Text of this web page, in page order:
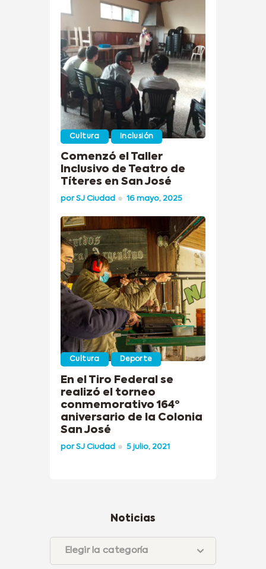
Cultura Inclusión
Comenzó el Taller
Inclusivo de Teatro de
Títeres en San José
porSJ Ciudad 16 mayo, 2025
Cultura Deporte
En el Tiro Federal se
realizó el torneo
conmemorativo 164º
aniversario de la Colonia
San José
porSJ Ciudad 5 julio, 2021
Noticias